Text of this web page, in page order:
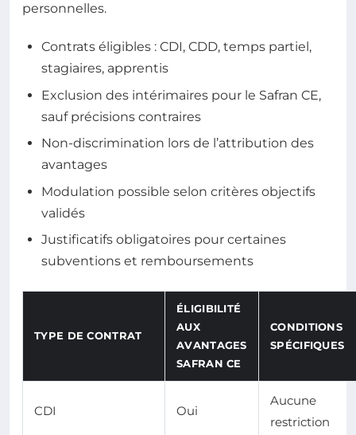
personnelles.
Contrats éligibles : CDI, CDD, temps partiel,
stagiaires, apprentis
Exclusion des intérimaires pour le Safran CE,
sauf précisions contraires
Non-discrimination lors de l’attribution des
avantages
Modulation possible selon critères objectifs
validés
Justificatifs obligatoires pour certaines
subventions et remboursements
TYPE DE CONTRAT
ÉLIGIBILITÉ
AUX
AVANTAGES
SAFRAN CE
CONDITIONS
SPÉCIFIQUES
CDI Oui
Aucune
restriction